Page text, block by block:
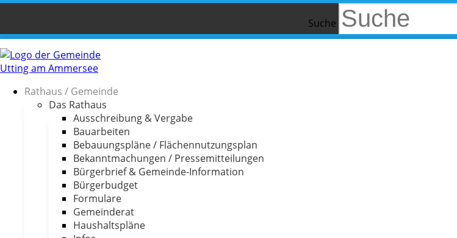
Suche
Rathaus / Gemeinde
Das Rathaus
Ausschreibung & Vergabe
Bauarbeiten
Bebauungspläne / Flächennutzungsplan
Bekanntmachungen / Pressemitteilungen
Bürgerbrief & Gemeinde-Information
Bürgerbudget
Formulare
Gemeinderat
Haushaltspläne